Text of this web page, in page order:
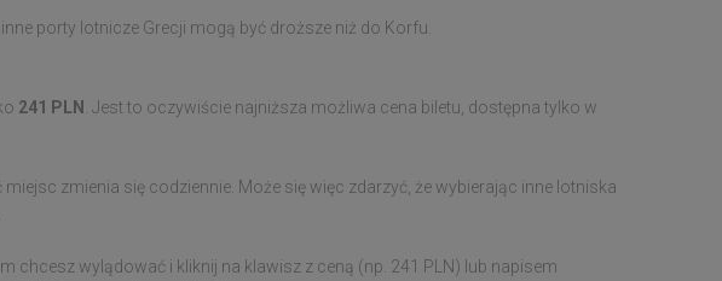
porty lotnicze Grecji mogą być droższe niż do Korfu.
241 PLN . Jest to oczywiście najniższa możliwa cena biletu, dostępna tylko w
zmienia się codziennie. Może się więc zdarzyć, że wybierając inne lotniska
chcesz wylądować i kliknij na klawisz z ceną (np. 241 PLN) lub napisem